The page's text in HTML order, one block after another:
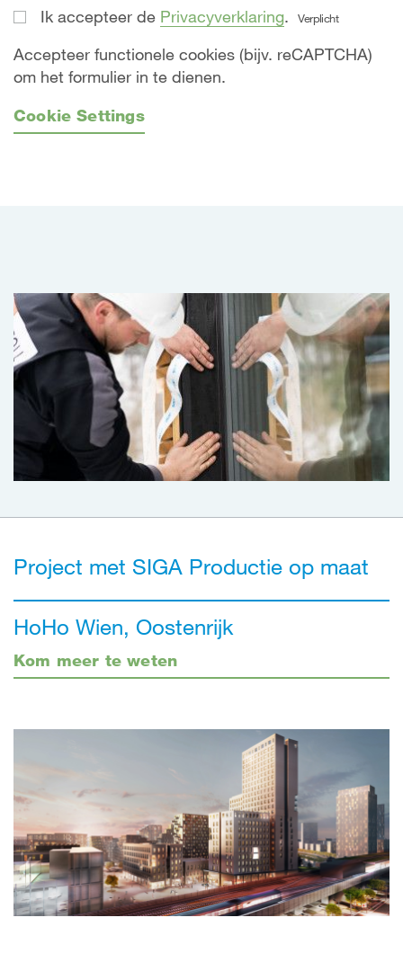
Ik accepteer de Privacyverklaring. Verplicht
Accepteer functionele cookies (bijv. reCAPTCHA)
om het formulier in te dienen.
Cookie Settings
Project met SIGA Productie op maat
HoHo Wien, Oostenrijk
Kom meer te weten